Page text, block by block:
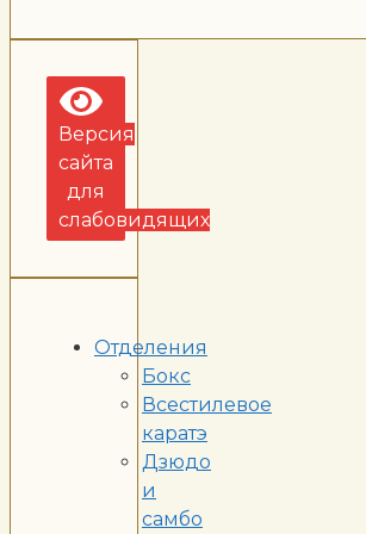
Версия
сайта
для
слабовидящих
Отделения
Бокс
Всестилевое
каратэ
Дзюдо
и
самбо